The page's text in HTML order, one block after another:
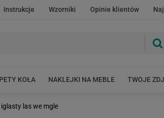
Instrukcje Wzorniki Opinie klientów
KOŁA NAKLEJKI NA MEBLE TWOJE
las we mgle